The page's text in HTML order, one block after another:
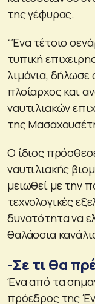
της γέφυρας.
“Ένα τέτοιο
τυπική
λιμάνια, δήλωσε
πλοίαρχος και
ναυτιλιακών
της
Ο ίδιος
ναυτιλιακής
μειωθεί με την
τεχνολογικές
δυνατότητα να
θαλάσσια
-Σε τι θα
Ένα από τα
πρόεδρος της